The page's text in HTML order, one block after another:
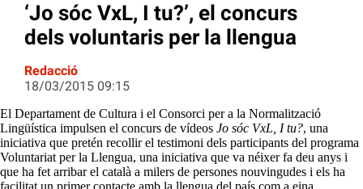
‘Jo sóc VxL, I tu?’, el concurs
dels voluntaris per la llengua
Redacció
18/03/2015 09:15
El Departament de Cultura i el Consorci per a la Normalització
Lingüística impulsen el concurs de vídeos Jo sóc VxL, I tu?, una
iniciativa que pretén recollir el testimoni dels participants del programa
Voluntariat per la Llengua, una iniciativa que va néixer fa deu anys i
que ha fet arribar el català a milers de persones nouvingudes i els ha